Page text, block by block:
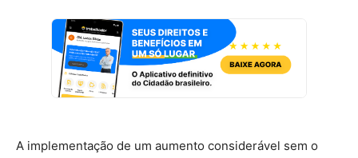
A implementação de um aumento considerável sem o